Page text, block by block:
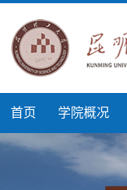
首页 学院概况